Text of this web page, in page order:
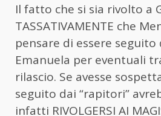
Il fatto che si sia rivolto a
TASSATIVAMENTE che
pensare di essere seguito
Emanuela per eventuali
rilascio. Se avesse
seguito dai “rapitori”
infatti RIVOLGERSI AI